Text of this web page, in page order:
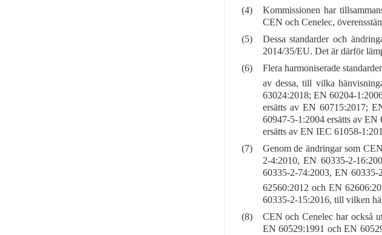
(4)
Kommissionen har
CEN och Cenelec,
(5)
Dessa standarder och
2014/35/EU. Det är därför
(6)
Flera harmoniserade
av dessa, till vilka
63024:2018; EN 60204-
ersätts av EN 60715:2017;
60947-5-1:2004 ersätts av
ersätts av EN IEC 61058-
(7)
Genom de ändringar som
2-4:2010, EN 60335-2-
60335-2-74:2003, EN
62560:2012 och EN
60335-2-15:2016, till vilken
(8)
CEN och Cenelec har också
EN 60529:1991 och EN